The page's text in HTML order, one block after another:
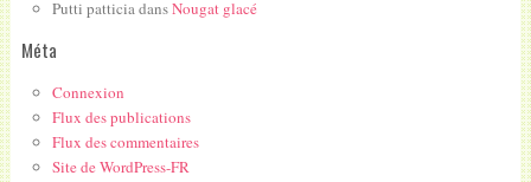
Putti patticiadansNougat glacé
Méta
Connexion
Flux des publications
Flux des commentaires
Site de WordPress-FR